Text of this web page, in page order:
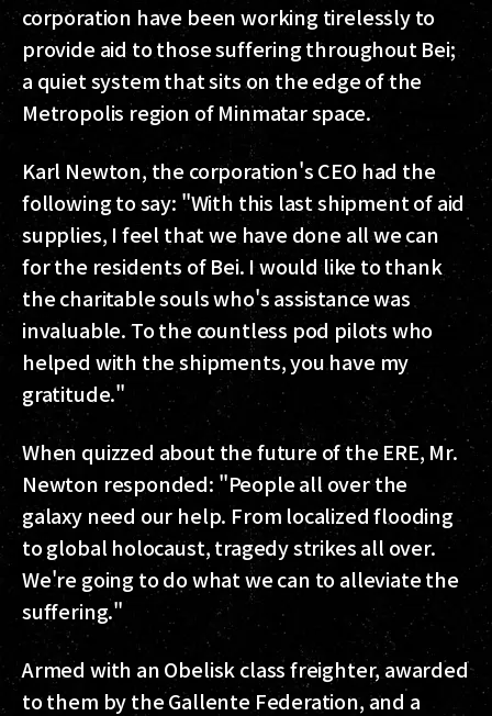
corporation have been working tirelessly to
provide aid to those suffering throughout Bei;
a quiet system that sits on the edge of the
Metropolis region of Minmatar space.
Karl Newton, the corporation's CEO had the
following to say: "With this last shipment of aid
supplies, I feel that we have done all we can
for the residents of Bei. I would like to thank
the charitable souls who's assistance was
invaluable. To the countless pod pilots who
helped with the shipments, you have my
gratitude."
When quizzed about the future of the ERE, Mr.
Newton responded: "People all over the
galaxy need our help. From localized flooding
to global holocaust, tragedy strikes all over.
We're going to do what we can to alleviate the
suffering."
Armed with an Obelisk class freighter, awarded
to them by the Gallente Federation, and a